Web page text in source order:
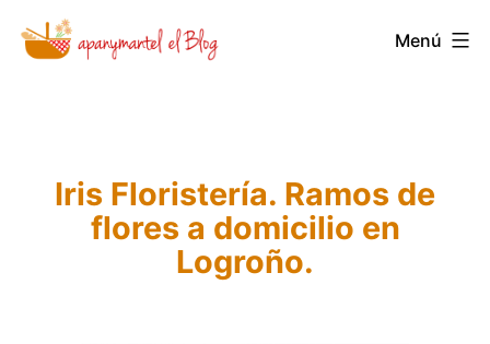
Saltar
Novedades
Apanymantel
Menú
Iris Floristería. Ramos de
flores a domicilio en
Logroño.